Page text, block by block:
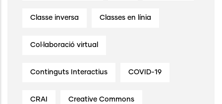
Classe inversa Classes en línia
Col·laboració virtual
Continguts Interactius COVID-19
CRAI Creative Commons